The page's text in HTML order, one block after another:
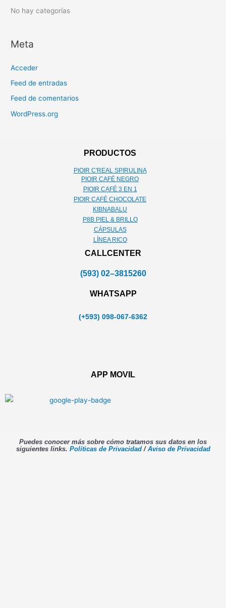
:No hay categorías
Meta
Acceder
Feed de entradas
Feed de comentarios
WordPress.org
PRODUCTOS
PIOIR C'REAL SPIRULINA
PIOIR CAFÉ NEGRO
PIOIR CAFÉ 3 EN 1
PIOIR CAFÉ CHOCOLATE
KIBNABALU
P8B PIEL & BRILLO
CÁPSULAS
LÍNEA RICO
CALLCENTER
(593) 02–3815260
WHATSAPP
(+593) 098-067-6362
APP MOVIL
Puedes conocer más sobre cómo tratamos sus datos en los
siguientes links. Políticas de Privacidad/ Aviso de Privacidad